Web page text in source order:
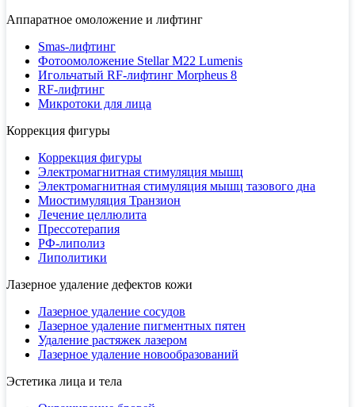
Аппаратное омоложение и лифтинг
Smas-лифтинг
Фотоомоложение Stellar M22 Lumenis
Игольчатый RF-лифтинг Morpheus 8
RF-лифтинг
Микротоки для лица
Коррекция фигуры
Коррекция фигуры
Электромагнитная стимуляция мышц
Электромагнитная стимуляция мышц тазового дна
Миостимуляция Транзион
Лечение целлюлита
Прессотерапия
РФ-липолиз
Липолитики
Лазерное удаление дефектов кожи
Лазерное удаление сосудов
Лазерное удаление пигментных пятен
Удаление растяжек лазером
Лазерное удаление новообразований
Эстетика лица и тела